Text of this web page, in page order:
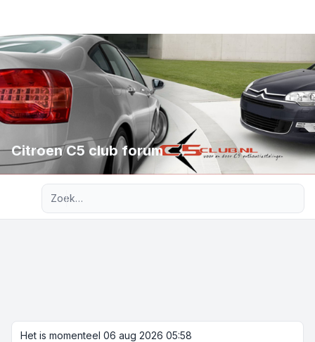
Citroen C5 club forum
Het is momenteel 06 aug 2026 05:58